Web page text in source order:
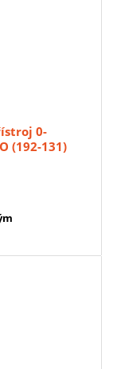
0-
(192-131)